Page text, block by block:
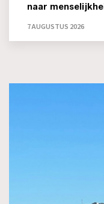
naar
7 AUGUSTUS 2026